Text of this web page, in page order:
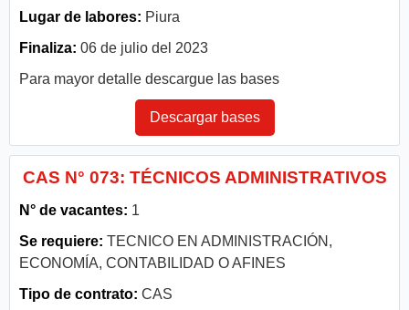
Lugar de labores: Piura
Finaliza: 06 de julio del 2023
Para mayor detalle descargue las bases
Descargar bases
CAS N° 073: TÉCNICOS ADMINISTRATIVOS
N° de vacantes: 1
Se requiere: TECNICO EN ADMINISTRACIÓN,
ECONOMÍA, CONTABILIDAD O AFINES
Tipo de contrato: CAS